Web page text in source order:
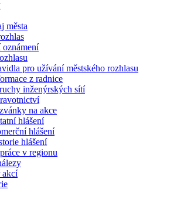
města
oznámení
pro užívání městského rozhlasu
z radnice
inženýrských sítí
na akce
hlášení
hlášení
hlášení
v regionu
akcí